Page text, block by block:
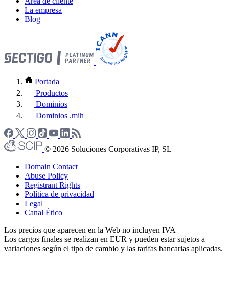
La empresa
Blog
Portada
Productos
Dominios
Dominios .mih
© 2026 Soluciones Corporativas IP, SL
Domain Contact
Abuse Policy
Registrant Rights
Política de privacidad
Legal
Canal Ético
Los precios que aparecen en la Web no incluyen IVA
Los cargos finales se realizan en EUR y pueden estar sujetos a
variaciones según el tipo de cambio y las tarifas bancarias aplicadas.